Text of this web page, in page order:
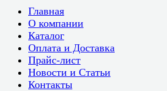
Главная
О компании
Каталог
Оплата и Доставка
Прайс-лист
Новости и Статьи
Контакты